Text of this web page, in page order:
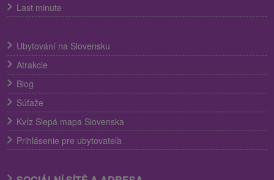
Last minute
Ubytování na Slovensku
Atrakcie
Blog
Súťaže
Kvíz Slepá mapa Slovenska
Prihlásenie pre ubytovateľa